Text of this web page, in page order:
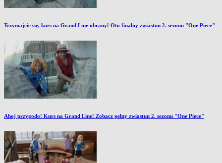
Trzymajcie się, kurs na Grand Line obrany! Oto finalny zwiastun 2. sezonu "One Piece"
Ahoj przygodo! Kurs na Grand Line! Zobacz pełny zwiastun 2. sezonu "One Piece"